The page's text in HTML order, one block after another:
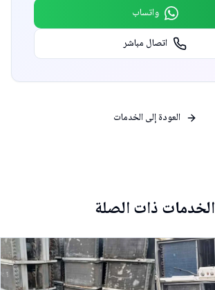
واتساب
اتصال مباشر
العودة إلى الخدمات
الخدمات ذات الصلة